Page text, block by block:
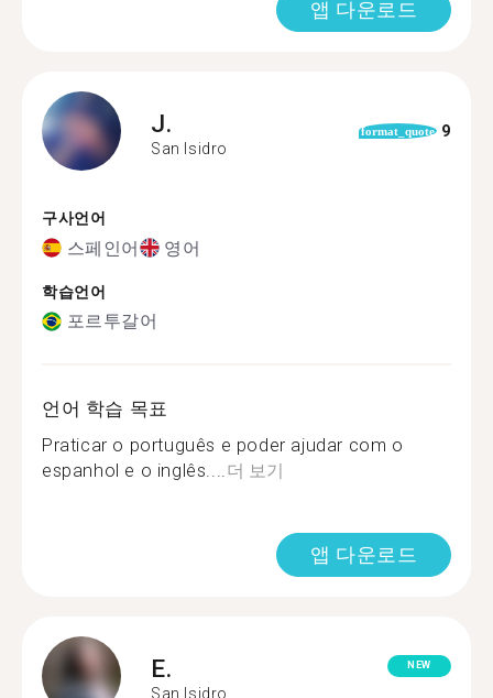
앱 다운로드
J.
San Isidro
format_quote 9
구사언어
스페인어 영어
학습언어
포르투갈어
언어 학습 목표
Praticar o português e poder ajudar com o
espanhol e o inglês....더 보기
앱 다운로드
E.
San Isidro
NEW